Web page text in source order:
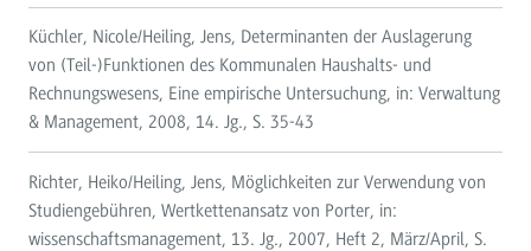
Küchler, Nicole/Heiling, Jens, Determinanten der Auslagerung
von (Teil-)Funktionen des Kommunalen Haushalts- und
Rechnungswesens, Eine empirische Untersuchung, in: Verwaltung
& Management, 2008, 14. Jg., S. 35-43
Richter, Heiko/Heiling, Jens, Möglichkeiten zur Verwendung von
Studiengebühren, Wertkettenansatz von Porter, in:
wissenschaftsmanagement, 13. Jg., 2007, Heft 2, März/April, S.